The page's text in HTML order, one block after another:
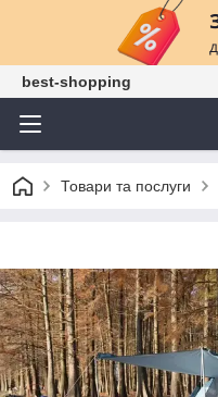
best-shopping
Товари та послуги